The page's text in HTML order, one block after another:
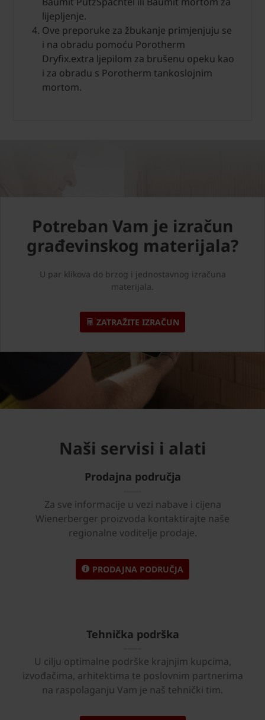
lijepljenje.
Ove preporuke za žbukanje primjenjuju se
i na obradu pomoću Porotherm
Dryfix.extra ljepilom za brušenu opeku kao
i za obradu s Porotherm tankoslojnim
mortom.
Potreban Vam je izračun
građevinskog materijala?
U par klikova do brzog i jednostavnog izračuna
materijala.
ZATRAŽITE IZRAČUN
Naši servisi i alati
Prodajna područja
Za sve informacije u vezi nabave i cijena
Wienerberger proizvoda kontaktirajte naše
regionalne voditelje prodaje.
PRODAJNA PODRUČJA
Tehnička podrška
U cilju optimalne podrške krajnjim kupcima,
izvođačima, arhitektima te poslovnim partnerima
na raspolaganju Vam je naš tehnički tim.